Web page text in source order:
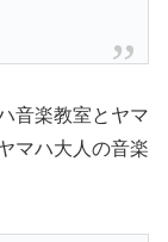
音楽教室とヤマ
マハ大人の音楽